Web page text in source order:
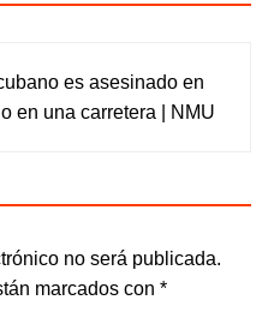
es asesinado en
en una carretera | NMU
no será publicada.
marcados con *